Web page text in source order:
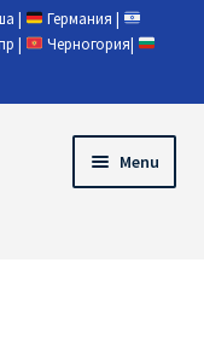
| Германия |
| Черногория|
Menu